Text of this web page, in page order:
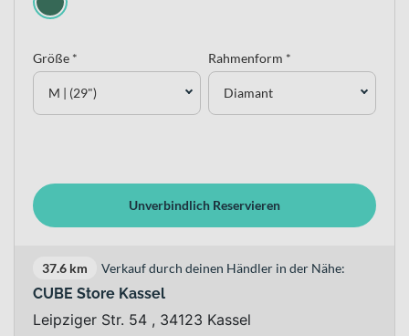
Größe *
M | (29")
Rahmenform *
Diamant
Unverbindlich Reservieren
37.6 km Verkauf durch deinen Händler in der Nähe:
CUBE Store Kassel
Leipziger Str. 54 , 34123 Kassel